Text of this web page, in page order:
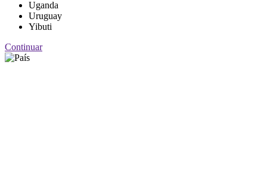
Uganda
Uruguay
Yibuti
Continuar